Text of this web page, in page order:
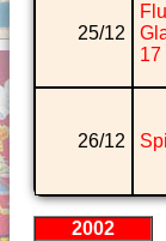
25/12
17
26/12
2002